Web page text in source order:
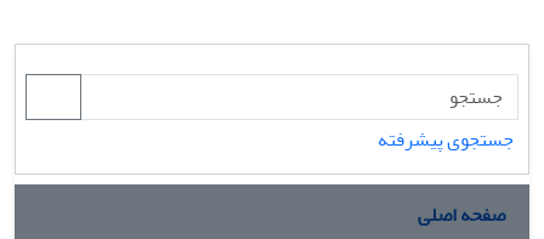
ساماندهی،‌ حفاظت و هدایت، روشنگری، بصیرت‌افزایی و ... .
جستجوی پیشرفته
صفحه اصلی